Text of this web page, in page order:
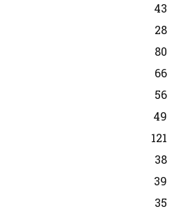
43
28
80
66
56
49
121
38
39
35